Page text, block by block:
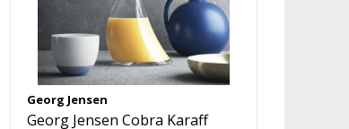
Georg Jensen
Georg Jensen Cobra Karaff